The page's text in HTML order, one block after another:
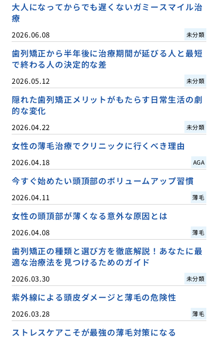
大人になってからでも遅くないガミースマイル治
療
2026.06.08 未分類
歯列矯正から半年後に治療期間が延びる人と最短
で終わる人の決定的な差
2026.05.12 未分類
隠れた歯列矯正メリットがもたらす日常生活の劇
的な変化
2026.04.22 未分類
女性の薄毛治療でクリニックに行くべき理由
2026.04.18 AGA
今すぐ始めたい頭頂部のボリュームアップ習慣
2026.04.11 薄毛
女性の頭頂部が薄くなる意外な原因とは
2026.04.08 薄毛
歯列矯正の種類と選び方を徹底解説！あなたに最
適な治療法を見つけるためのガイド
2026.03.30 未分類
紫外線による頭皮ダメージと薄毛の危険性
2026.03.28 薄毛
ストレスケアこそが最強の薄毛対策になる